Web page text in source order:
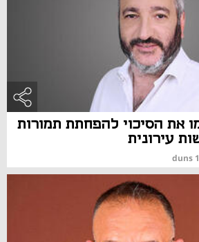
את הסיכוי להפחתת תמורות
עירונית